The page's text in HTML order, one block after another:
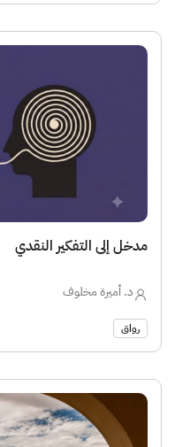
مدخل إلى التفكير النقدي
د. أميرة مخلوف
رواق